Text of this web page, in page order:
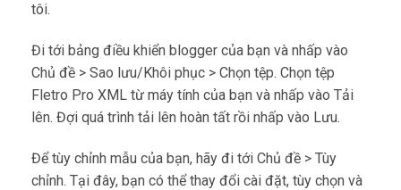
tôi.
Đi tới bảng điều khiển blogger của bạn và nhấp vào
Chủ đề > Sao lưu/Khôi phục > Chọn tệp. Chọn tệp
Fletro Pro XML từ máy tính của bạn và nhấp vào Tải
lên. Đợi quá trình tải lên hoàn tất rồi nhấp vào Lưu.
Để tùy chỉnh mẫu của bạn, hãy đi tới Chủ đề > Tùy
chỉnh. Tại đây, bạn có thể thay đổi cài đặt, tùy chọn và